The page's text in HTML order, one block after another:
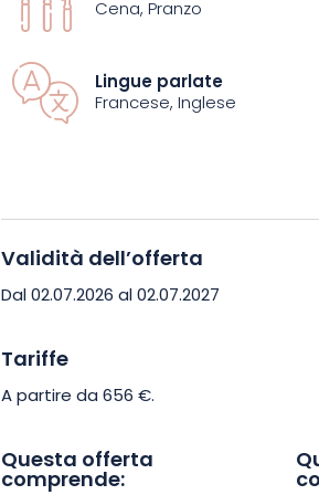
gastronomicoBulle d’Osier
, insignito
gustare il menu “6 Saveurs”, una
territorio dell’Alta Marna, ai prodotti
cucina essenziale, vivace e poetica,
nel piatto.
riconnettersi con l’essenziale e
luogo intimo e intriso di eleganza.
vivere un’esperienza sensoriale unica
Cena, Pranzo
Lingue parlate
Francese, Inglese
Validità dell’offerta
Dal 02.07.2026 al 02.07.2027
Tariffe
A partire da 656 €.
Questa offerta
comprende: